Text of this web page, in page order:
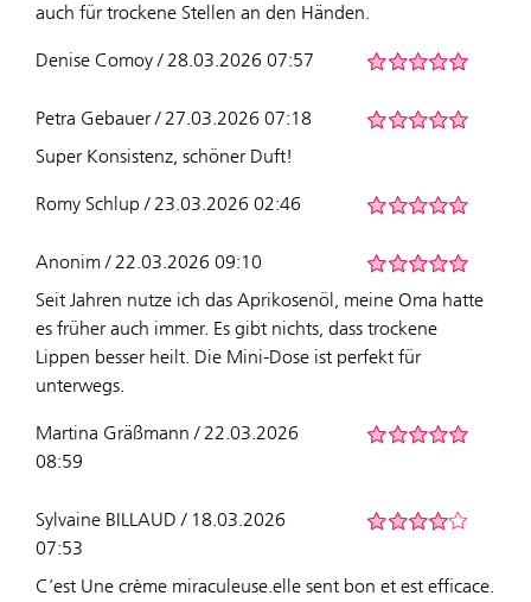
auch für trockene Stellen an den Händen.
Denise Comoy / 28.03.2026 07:57
Petra Gebauer / 27.03.2026 07:18
Super Konsistenz, schöner Duft!
Romy Schlup / 23.03.2026 02:46
Anonim / 22.03.2026 09:10
Seit Jahren nutze ich das Aprikosenöl, meine Oma hatte
es früher auch immer. Es gibt nichts, dass trockene
Lippen besser heilt. Die Mini-Dose ist perfekt für
unterwegs.
Martina Gräßmann / 22.03.2026
08:59
Sylvaine BILLAUD / 18.03.2026
07:53
C’est Une crème miraculeuse.elle sent bon et est efficace.